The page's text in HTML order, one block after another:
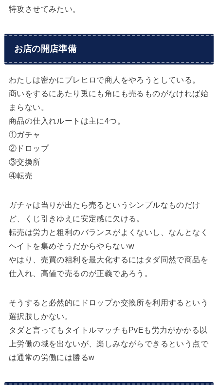
特攻させてみたい。
お店の開店準備
わたしは密かにブレヒロで商人をやろうとしている。
商いをするにあたり兎にも角にも売るものがなければ始
まらない。
商品の仕入れルートは主に4つ。
①ガチャ
②ドロップ
③交換所
④転売
ガチャは当りが出たら売るというシンプルなものだけ
ど、くじ引きゆえに安定感に欠ける。
転売は労力と粗利のバランスがよくないし、なんとなく
ヘイトを集めそうだからやらないw
やはり、売買の粗利を最大化するにはタダ同然で商品を
仕入れ、高値で売るのが正義であろう。
そうすると必然的にドロップか交換所を利用するという
選択肢しかない。
タダと言ってもタイトルマッチもPvEも労力がかかる以
上労働の域を出ないが、楽しみながらできるという点で
は通常の労働には勝るw